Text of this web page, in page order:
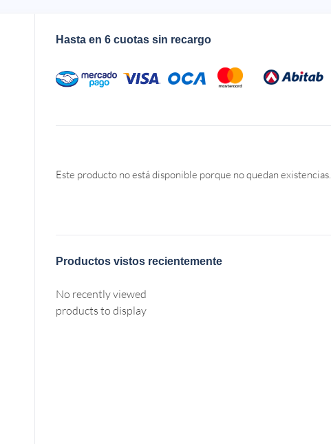
Hasta en 6 cuotas sin recargo
Este producto no está disponible porque no quedan existencias.
Productos vistos recientemente
No recently viewed
products to display